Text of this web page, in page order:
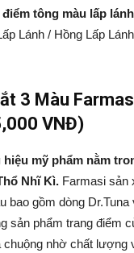
tông màu lấp
Lánh / Hồng Lấp
3 Màu
VNĐ)
mỹ phẩm nằm
Nhĩ Kì. Farmasi sản
bao gồm dòng
sản phẩm trang điểm
chuộng nhờ chất lượng